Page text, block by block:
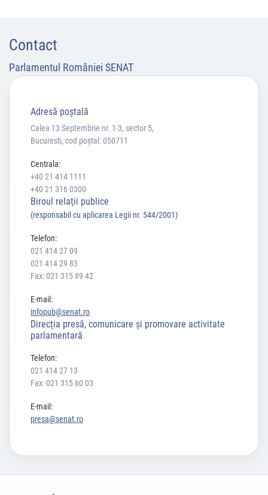
Contact
Parlamentul României SENAT
Adresă poştală
Calea 13 Septembrie nr. 1-3, sector 5,
Bucuresti, cod poștal: 050711
Centrala:
+40 21 414 1111
+40 21 316 0300
Biroul relaţii publice
(responsabil cu aplicarea Legii nr. 544/2001)
Telefon:
021 414 27 09
021 414 29 83
Fax: 021 315 89 42
E-mail:
infopub@senat.ro
Direcția presă, comunicare și promovare activitate
parlamentară
Telefon:
021 414 27 13
Fax: 021 315 60 03
E-mail:
presa@senat.ro